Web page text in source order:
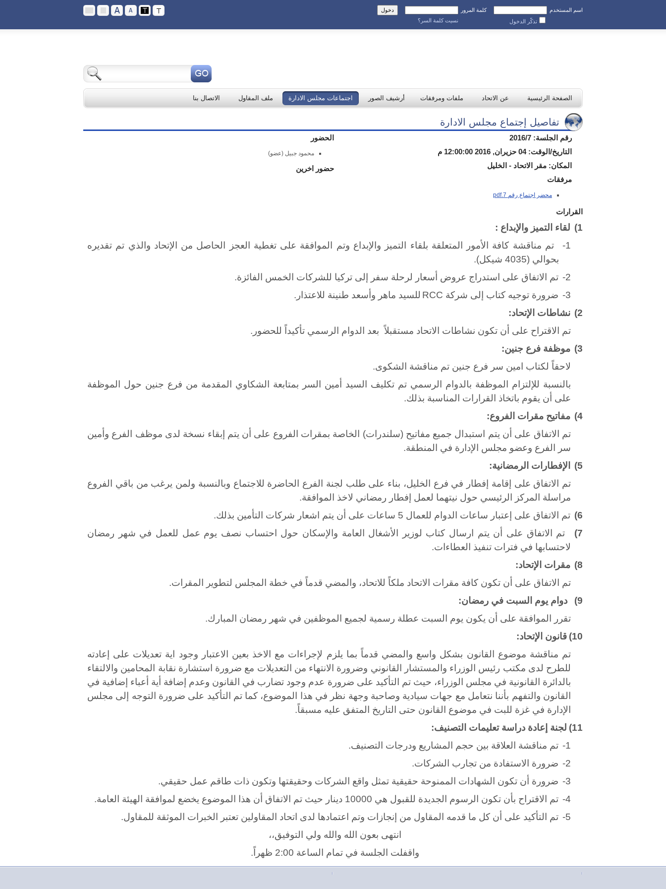
اسم المستخدم
كلمة المرور
تذكّر الدخول
نسيت كلمة السر؟
الصفحة الرئيسية عن الاتحاد ملفات ومرفقات أرشيف الصور اجتماعات مجلس الادارة ملف المقاول الاتصال بنا
تفاصيل إجتماع مجلس الادارة
رقم الجلسة: 2016/7
التاريخ/الوقت: 04 حزيران, 2016 12:00:00 م
المكان: مقر الاتحاد - الخليل
مرفقات
محضر اجتماع رقم 7.pdf
الحضور
محمود جبيل (عضو)
حضور اخرين
القرارات
1)
لقاء التميز والإبداع :
1-
تم مناقشة كافة الأمور المتعلقة بلقاء التميز والإبداع وتم الموافقة على تغطية العجز الحاصل من الإتحاد والذي تم تقديره
بحوالي (4035 شيكل).
2-
تم الاتفاق على استدراج عروض أسعار لرحلة سفر إلى تركيا للشركات الخمس الفائزة.
3-
ضرورة توجيه كتاب إلى شركة RCC للسيد ماهر وأسعد طنينة للاعتذار.
2)
نشاطات الإتحاد:
تم الاقتراح على أن تكون نشاطات الاتحاد مستقبلاً بعد الدوام الرسمي تأكيداً للحضور .
3)
موظفة فرع جنين:
لاحقاً لكتاب امين سر فرع جنين تم مناقشة الشكوى.
بالنسبة للإلتزام الموظفة بالدوام الرسمي تم تكليف السيد أمين السر بمتابعة الشكاوي المقدمة من فرع جنين حول الموظفة
على أن يقوم باتخاذ القرارات المناسبة بذلك.
4)
مفاتيح مقرات الفروع:
تم الاتفاق على أن يتم استبدال جميع مفاتيح (سلندرات) الخاصة بمقرات الفروع على أن يتم إبقاء نسخة لدى موظف الفرع وأمين
سر الفرع وعضو مجلس الإدارة في المنطقة.
5)
الإفطارات الرمضانية:
تم الاتفاق على إقامة إفطار في فرع الخليل، بناء على طلب لجنة الفرع الحاضرة للاجتماع وبالنسبة ولمن يرغب من باقي الفروع
مراسلة المركز الرئيسي حول نيتهما لعمل إفطار رمضاني لاخذ الموافقة.
6)
تم الاتفاق على إعتبار ساعات الدوام للعمال 5 ساعات على أن يتم اشعار شركات التأمين بذلك.
7)
تم الاتفاق على أن يتم ارسال كتاب لوزير الأشغال العامة والإسكان حول احتساب نصف يوم عمل للعمل في شهر رمضان
لاحتسابها في فترات تنفيذ العطاءات.
8)
مقرات الإتحاد:
تم الاتفاق على أن تكون كافة مقرات الاتحاد ملكاً للاتحاد، والمضي قدماً في خطة المجلس لتطوير المقرات.
9)
دوام يوم السبت في رمضان:
تقرر الموافقة على أن يكون يوم السبت عطلة رسمية لجميع الموظفين في شهر رمضان المبارك.
10) قانون الإتحاد:
تم مناقشة موضوع القانون بشكل واسع والمضي قدماً بما يلزم لإجراءات مع الاخذ بعين الاعتبار وجود اية تعديلات على إعادته
للطرح لدى مكتب رئيس الوزراء والمستشار القانوني وضرورة الانتهاء من التعديلات مع ضرورة استشارة نقابة المحامين والالتقاء
بالدائرة القانونية في مجلس الوزراء، حيث تم التأكيد على ضرورة عدم وجود تضارب في القانون وعدم إضافة أية أعباء إضافية في
القانون والتفهم بأننا نتعامل مع جهات سيادية وصاحبة وجهة نظر في هذا الموضوع، كما تم التأكيد على ضرورة التوجه إلى مجلس
الإدارة في غزة للبت في موضوع القانون حتى التاريخ المتفق عليه مسبقاً.
11) لجنة إعادة دراسة تعليمات التصنيف:
1-
تم مناقشة العلاقة بين حجم المشاريع ودرجات التصنيف.
2-
ضرورة الاستفادة من تجارب الشركات.
3-
ضرورة أن تكون الشهادات الممنوحة حقيقية تمثل واقع الشركات وحقيقتها وتكون ذات طاقم عمل حقيقي.
4-
تم الاقتراح بأن تكون الرسوم الجديدة للقبول هي 10000 دينار حيث تم الاتفاق أن هذا الموضوع يخضع لموافقة الهيئة العامة.
5-
تم التأكيد على أن كل ما قدمه المقاول من إنجازات وتم اعتمادها لدى اتحاد المقاولين تعتبر الخبرات الموثقة للمقاول.
انتهى بعون الله والله ولي التوفيق،،
واقفلت الجلسة في تمام الساعة 2:00 ظهراً.